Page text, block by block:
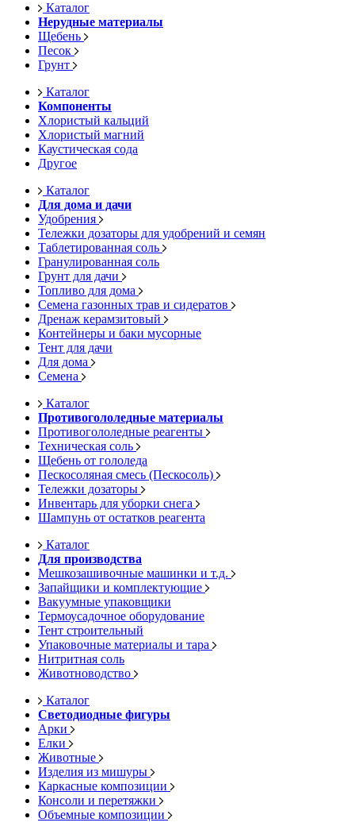
Каталог
Нерудные материалы
Щебень
Песок
Грунт
Каталог
Компоненты
Хлористый кальций
Хлористый магний
Каустическая сода
Другое
Каталог
Для дома и дачи
Удобрения
Тележки дозаторы для удобрений и семян
Таблетированная соль
Гранулированная соль
Грунт для дачи
Топливо для дома
Семена газонных трав и сидератов
Дренаж керамзитовый
Контейнеры и баки мусорные
Тент для дачи
Для дома
Семена
Каталог
Противогололедные материалы
Противогололедные реагенты
Техническая соль
Щебень от гололеда
Пескосоляная смесь (Пескосоль)
Тележки дозаторы
Инвентарь для уборки снега
Шампунь от остатков реагента
Каталог
Для производства
Мешкозашивочные машинки и т.д.
Запайщики и комплектующие
Вакуумные упаковщики
Термоусадочное оборудование
Тент строительный
Упаковочные материалы и тара
Нитритная соль
Животноводство
Каталог
Светодиодные фигуры
Арки
Елки
Животные
Изделия из мишуры
Каркасные композиции
Консоли и перетяжки
Объемные композиции